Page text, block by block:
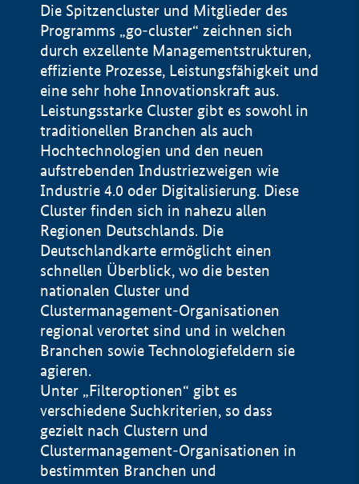
Die Spitzencluster und Mitglieder des
Programms „go-cluster“ zeichnen sich
durch exzellente Managementstrukturen,
effiziente Prozesse, Leistungsfähigkeit und
eine sehr hohe Innovationskraft aus.
Leistungsstarke Cluster gibt es sowohl in
traditionellen Branchen als auch
Hochtechnologien und den neuen
aufstrebenden Industriezweigen wie
Industrie 4.0 oder Digitalisierung. Diese
Cluster finden sich in nahezu allen
Regionen Deutschlands. Die
Deutschlandkarte ermöglicht einen
schnellen Überblick, wo die besten
nationalen Cluster und
Clustermanagement-Organisationen
regional verortet sind und in welchen
Branchen sowie Technologiefeldern sie
agieren.
Unter „Filteroptionen“ gibt es
verschiedene Suchkriterien, so dass
gezielt nach Clustern und
Clustermanagement-Organisationen in
bestimmten Branchen und
Impressum
Datenschutzerklärung
BMWE, 2026 ©
100 km © Geobasis-DE / BKG 2015